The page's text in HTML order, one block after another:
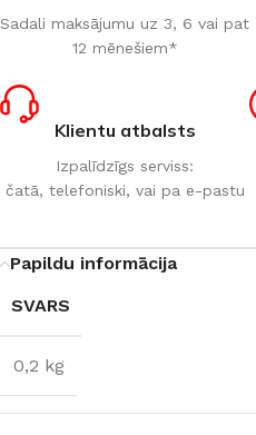
Sadali maksājumu uz 3, 6 vai pat
12 mēnešiem*
Klientu atbalsts
Izpalīdzīgs serviss:
čatā, telefoniski, vai pa e-pastu
Papildu informācija
SVARS
0,2 kg